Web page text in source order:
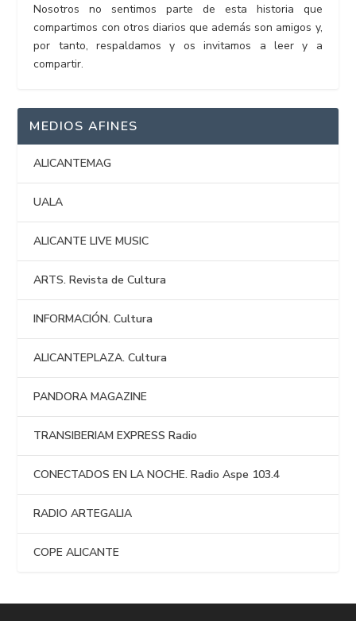
Nosotros no sentimos parte de esta historia que
compartimos con otros diarios que además son amigos y,
por tanto, respaldamos y os invitamos a leer y a
compartir.
MEDIOS AFINES
ALICANTEMAG
UALA
ALICANTE LIVE MUSIC
ARTS. Revista de Cultura
INFORMACIÓN. Cultura
ALICANTEPLAZA. Cultura
PANDORA MAGAZINE
TRANSIBERIAM EXPRESS Radio
CONECTADOS EN LA NOCHE. Radio Aspe 103.4
RADIO ARTEGALIA
COPE ALICANTE